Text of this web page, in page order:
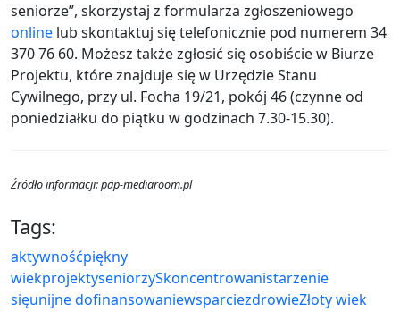
seniorze”, skorzystaj z formularza zgłoszeniowego
online lub skontaktuj się telefonicznie pod numerem 34
370 76 60. Możesz także zgłosić się osobiście w Biurze
Projektu, które znajduje się w Urzędzie Stanu
Cywilnego, przy ul. Focha 19/21, pokój 46 (czynne od
poniedziałku do piątku w godzinach 7.30-15.30).
Źródło informacji: pap-mediaroom.pl
Tags:
aktywnośćpiękny
wiekprojektyseniorzySkoncentrowanistarzenie
sięunijne dofinansowaniewsparciezdrowieZłoty wiek